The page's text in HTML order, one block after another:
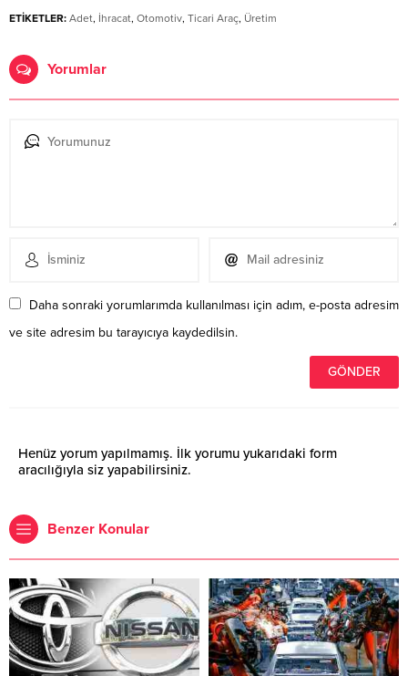
ETİKETLER: Adet, İhracat, Otomotiv, Ticari Araç, Üretim
Yorumlar
Daha sonraki yorumlarımda kullanılması için adım, e-posta adresim
ve site adresim bu tarayıcıya kaydedilsin.
Henüz yorum yapılmamış. İlk yorumu yukarıdaki form
aracılığıyla siz yapabilirsiniz.
Benzer Konular